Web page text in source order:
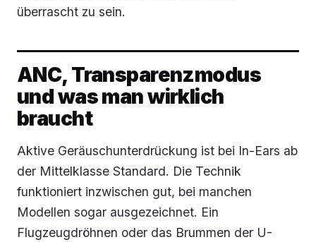
überrascht zu sein.
ANC, Transparenzmodus
und was man wirklich
braucht
Aktive Geräuschunterdrückung ist bei In-Ears ab
der Mittelklasse Standard. Die Technik
funktioniert inzwischen gut, bei manchen
Modellen sogar ausgezeichnet. Ein
Flugzeugdröhnen oder das Brummen der U-